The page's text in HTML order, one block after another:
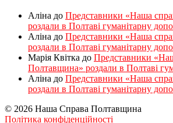
Аліна до Представники «Наша
роздали в Полтаві гуманітарну
Аліна до Представники «Наша
роздали в Полтаві гуманітарну
Марія Квітка до Представники
Полтавщина» роздали в Полтаві
Аліна до Представники «Наша
роздали в Полтаві гуманітарну
© 2026 Наша Справа Полтавщина
Політика конфіденційності